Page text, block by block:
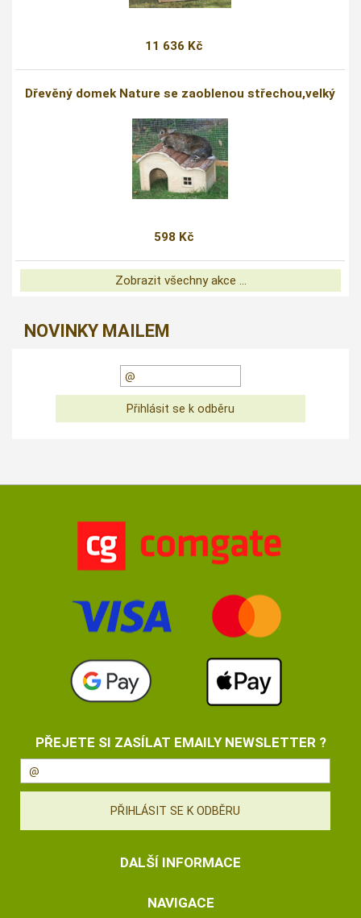
11 636 Kč
Dřevěný domek Nature se zaoblenou střechou,velký
598 Kč
Zobrazit všechny akce ...
NOVINKY MAILEM
PŘEJETE SI ZASÍLAT EMAILY NEWSLETTER ?
DALŠÍ INFORMACE
NAVIGACE